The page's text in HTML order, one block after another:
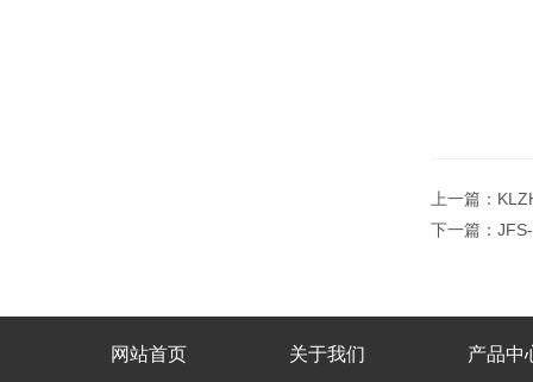
上一篇：
下一篇：
网站首页 关于我们 产品中